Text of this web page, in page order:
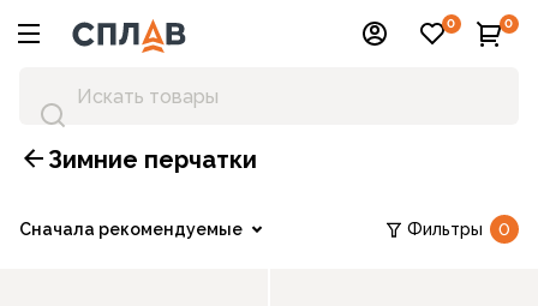
0 0
Зимние перчатки
Сначала рекомендуемые Фильтры 0